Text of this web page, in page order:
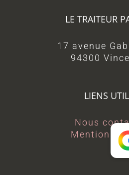
LE TRAITEUR
17 avenue
94300
LIENS
Nous
Mentions